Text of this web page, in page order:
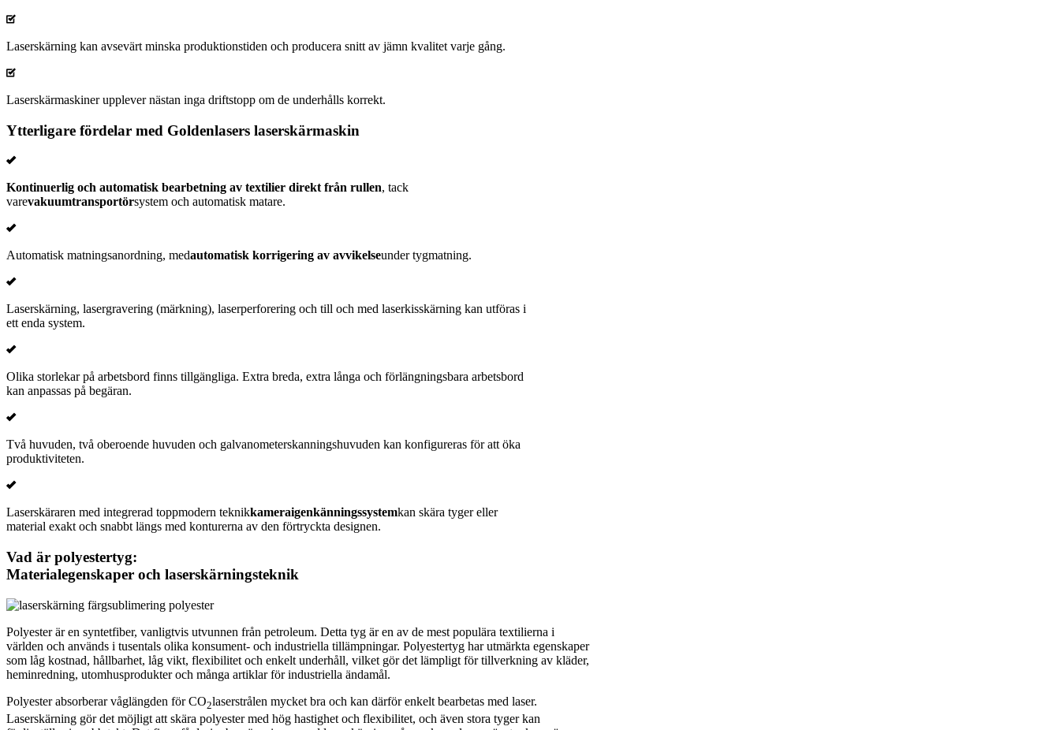
Laserskärning kan avsevärt minska produktionstiden och producera snitt av jämn kvalitet varje gång.
Laserskärmaskiner upplever nästan inga driftstopp om de underhålls korrekt.
Ytterligare fördelar med Goldenlasers laserskärmaskin
Kontinuerlig och automatisk bearbetning av textilier direkt från rullen, tack
varevakuumtransportörsystem och automatisk matare.
Automatisk matningsanordning, medautomatisk korrigering av avvikelseunder tygmatning.
Laserskärning, lasergravering (märkning), laserperforering och till och med laserkisskärning kan utföras i
ett enda system.
Olika storlekar på arbetsbord finns tillgängliga. Extra breda, extra långa och förlängningsbara arbetsbord
kan anpassas på begäran.
Två huvuden, två oberoende huvuden och galvanometerskanningshuvuden kan konfigureras för att öka
produktiviteten.
Laserskäraren med integrerad toppmodern teknikkameraigenkänningssystemkan skära tyger eller
material exakt och snabbt längs med konturerna av den förtryckta designen.
Vad är polyestertyg:
Materialegenskaper och laserskärningsteknik
Polyester är en syntetfiber, vanligtvis utvunnen från petroleum. Detta tyg är en av de mest populära textilierna i
världen och används i tusentals olika konsument- och industriella tillämpningar. Polyestertyg har utmärkta egenskaper
som låg kostnad, hållbarhet, låg vikt, flexibilitet och enkelt underhåll, vilket gör det lämpligt för tillverkning av kläder,
heminredning, utomhusprodukter och många artiklar för industriella ändamål.
Polyester absorberar våglängden för CO2laserstrålen mycket bra och kan därför enkelt bearbetas med laser.
Laserskärning gör det möjligt att skära polyester med hög hastighet och flexibilitet, och även stora tyger kan